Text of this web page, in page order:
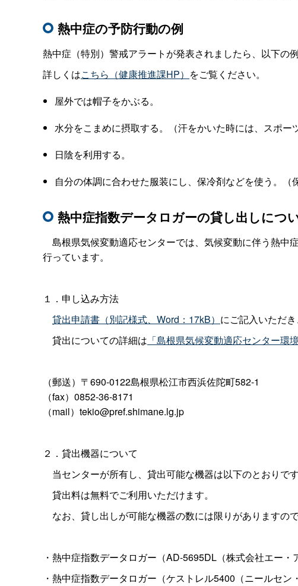
熱中症の予防行動の例
熱中症（特別）警戒アラートが発表されましたら、以下の
詳しくはこちら（健康推進課HP） をご覧ください。
屋外では帽子をかぶる。
水分をこまめに摂取する。（汗をかいた時には、スポー
日陰を利用する。
自分の体調に合わせた服装にし、保冷剤などを使う。（
熱中症指数データロガーの貸し出しにつ
島根県気候変動適応センターでは、気候変動に伴う熱中
行っています。
１．申し込み方法
貸出申請書（別記様式、Word：17kB） にご記入いただ
貸出についての詳細は 「島根県気候変動適応センター環
（郵送）〒690-0122島根県松江市西浜佐陀町582-1
（fax）0852-36-8171
（mail）tekio@pref.shimane.lg.jp
２．貸出機器について
当センターが所有し、貸出可能な機器は以下のとおりです
貸出料は無料でご利用いただけます。
なお、貸し出しが可能な機器の数には限りがありますの
・熱中症指数データロガー（AD-5695DL（株式会社エー・
・熱中症指数データロガー（ケストレル5400（ニールセン